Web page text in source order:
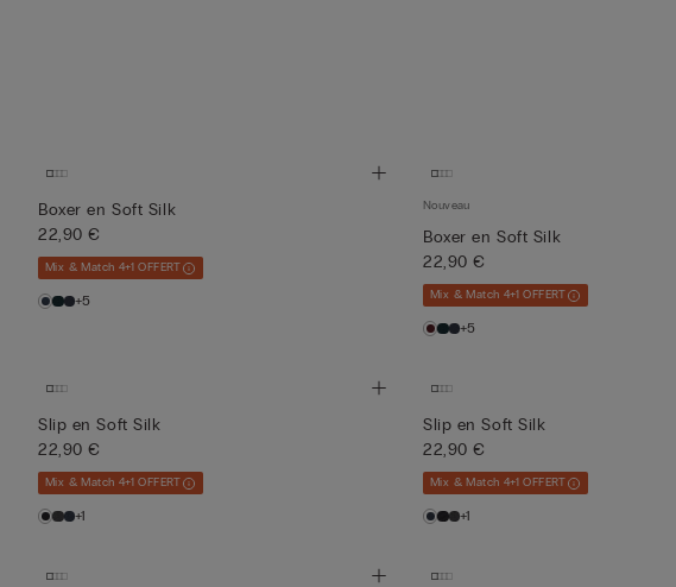
Boxer en Soft Silk
22,90 €
Mix & Match 4+1 OFFERT
+5
Nouveau
Boxer en Soft Silk
22,90 €
Mix & Match 4+1 OFFERT
+5
Slip en Soft Silk
22,90 €
Mix & Match 4+1 OFFERT
+1
Slip en Soft Silk
22,90 €
Mix & Match 4+1 OFFERT
+1